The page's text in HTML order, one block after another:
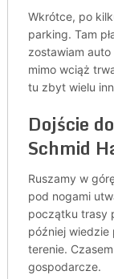
Wkrótce, po
parking. Tam
zostawiam
mimo wciąż
tu zbyt wielu
Dojście
Schmid
Ruszamy w
pod nogami
początku trasy
później wiedzie
terenie.
gospodarcze.